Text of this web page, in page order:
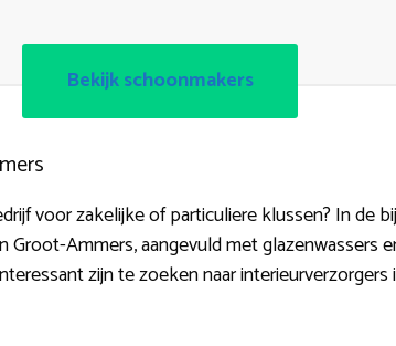
Bekijk schoonmakers
voor zakelijke of particuliere klussen? In de
Ammers, aangevuld met glazenwassers
zijn te zoeken naar interieurverzorgers